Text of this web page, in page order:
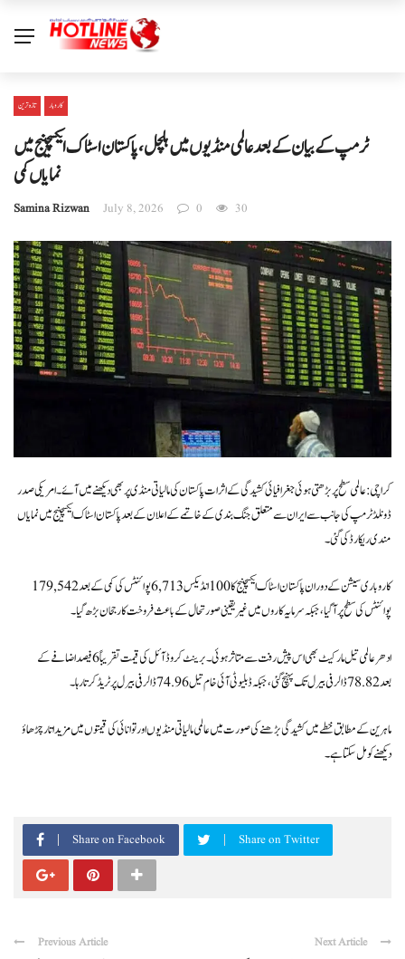
تازہ ترین کاروبار
ٹرمپ کے بیان کے بعد عالمی منڈیوں میں ہلچل، پاکستان اسٹاک ایکسچینج میں
نمایاں کمی
Samina Rizwan July 8, 2026 0 30
کراچی: عالمی سطح پر بڑھتی ہوئی جغرافیائی کشیدگی کے اثرات پاکستان کی مالیاتی منڈی پر بھی دیکھنے میں آئے۔ امریکی صدر
ڈونلڈ ٹرمپ کی جانب سے ایران سے متعلق جنگ بندی کے خاتمے کے اعلان کے بعد پاکستان اسٹاک ایکسچینج میں نمایاں
مندی ریکارڈ کی گئی۔
کاروباری سیشن کے دوران پاکستان اسٹاک ایکسچینج کا 100 انڈیکس 6,713 پوائنٹس کی کمی کے بعد 179,542
پوائنٹس کی سطح پر آ گیا، جبکہ سرمایہ کاروں میں غیر یقینی صورتحال کے باعث فروخت کا رجحان بڑھ گیا۔
ادھر عالمی تیل مارکیٹ بھی اس پیش رفت سے متاثر ہوئی۔ برینٹ کروڈ آئل کی قیمت تقریباً 6 فیصد اضافے کے
بعد 78.82 ڈالر فی بیرل تک پہنچ گئی، جبکہ ڈبلیو ٹی آئی خام تیل 74.96 ڈالر فی بیرل پر ٹریڈ کرتا رہا۔
ماہرین کے مطابق خطے میں کشیدگی بڑھنے کی صورت میں عالمی مالیاتی منڈیوں اور توانائی کی قیمتوں میں مزید اتار چڑھاؤ
دیکھنے کو مل سکتا ہے۔
Share on Facebook Share on Twitter
Previous Article Next Article